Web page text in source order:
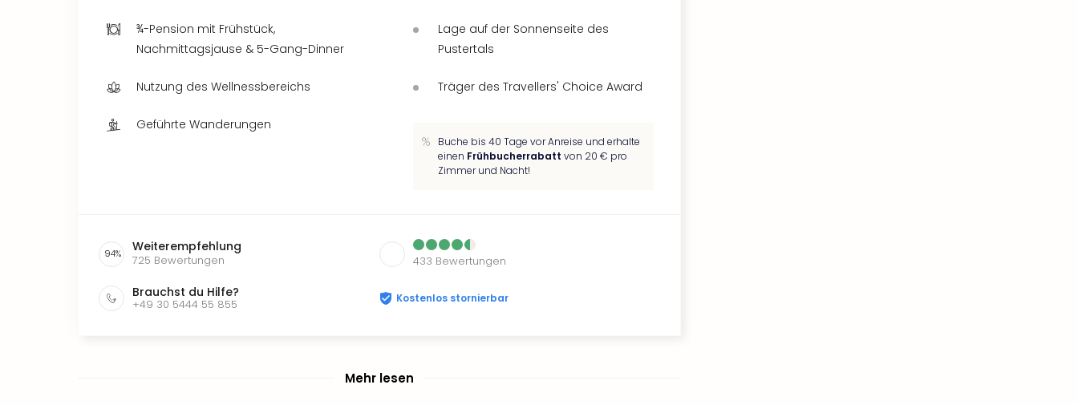
¾-Pension mit Frühstück,
Nachmittagsjause & 5-Gang-Dinner
Nutzung des Wellnessbereichs
Geführte Wanderungen
Lage auf der Sonnenseite des
Pustertals
Träger des Travellers' Choice Award
Buche bis 40 Tage vor Anreise und erhalte
einen Frühbucherrabatt von 20 € pro
Zimmer und Nacht!
94% Weiterempfehlung
725 Bewertungen 433 Bewertungen
Brauchst du Hilfe?
+49 30 5444 55 855 Kostenlos stornierbar
Mehr lesen